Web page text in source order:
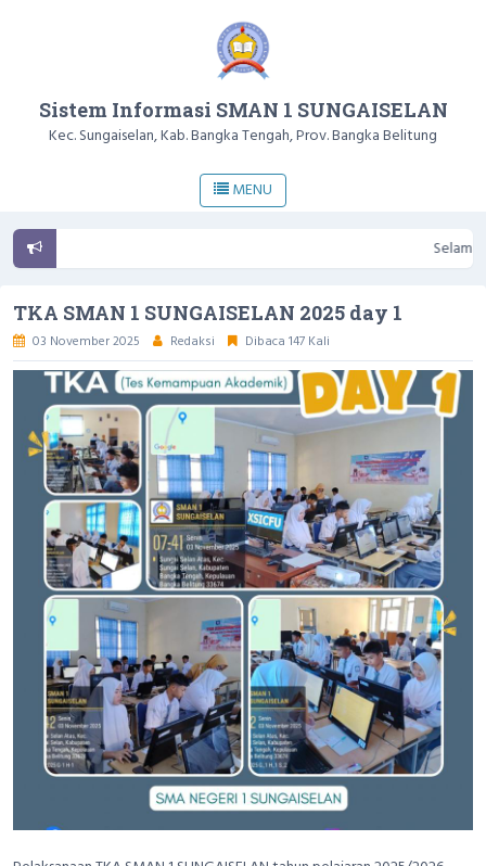
Sistem Informasi SMAN 1 SUNGAISELAN
Kec. Sungaiselan, Kab. Bangka Tengah, Prov. Bangka Belitung
MENU
Selamat
TKA SMAN 1 SUNGAISELAN 2025 day 1
03 November 2025 Redaksi Dibaca 147 Kali